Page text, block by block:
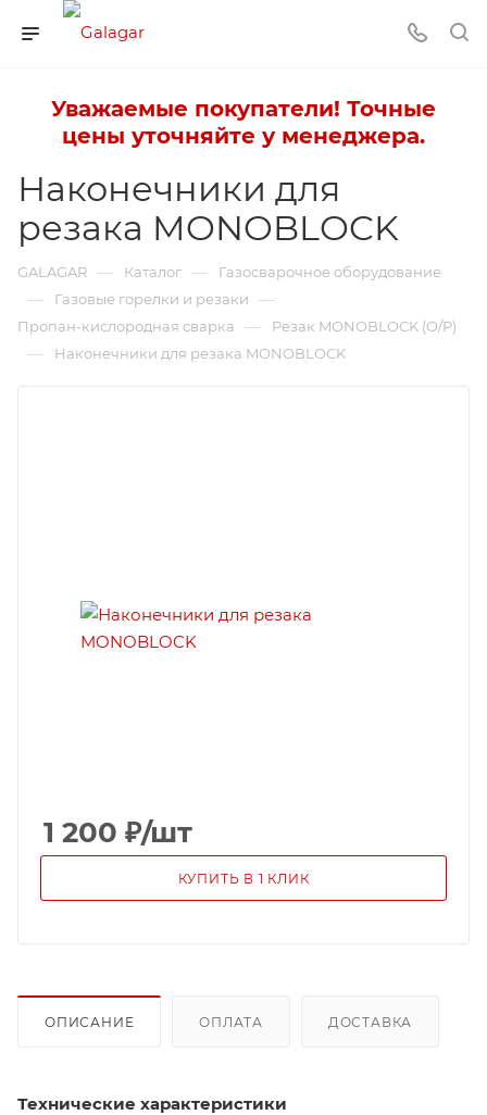
Уважаемые покупатели! Точные
цены уточняйте у менеджера.
Наконечники для
резака MONOBLOCK
GALAGAR — Каталог — Газосварочное оборудование
— Газовые горелки и резаки —
Пропан-кислородная сварка — Резак MONOBLOCK (O/P)
— Наконечники для резака MONOBLOCK
1 200 ₽/шт
КУПИТЬ В 1 КЛИК
ОПИСАНИЕ ОПЛАТА ДОСТАВКА
Технические характеристики